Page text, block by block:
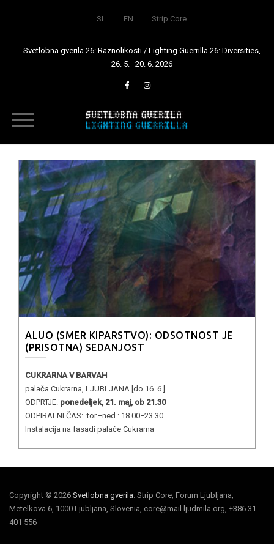
SI EN Strip Core
Svetlobna gverila 26: Raznolikosti / Lighting Guerrilla 26: Diversities,
26. 5.–20. 6. 2026
content
ALUO (SMER KIPARSTVO): ODSOTNOST JE
(PRISOTNA) SEDANJOST
CUKRARNA V BARVAH
palača Cukrarna, LJUBLJANA [do 16. 6.]
ODPRTJE: ponedeljek, 21. maj, ob 21.30
ODPIRALNI ČAS: tor.−ned.: 18.00−23.30
Instalacija na fasadi palače Cukrarna
Copyright © 2026 Svetlobna gverila. Strip Core, Forum Ljubljana,
Metelkova 6, 1000 Ljubljana, Slovenia, core@mail.ljudmila.org, +386 31
401 556